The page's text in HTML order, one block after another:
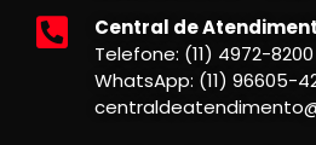
Central de
Telefone: (11) 4972-8200
WhatsApp: (11) 96605-